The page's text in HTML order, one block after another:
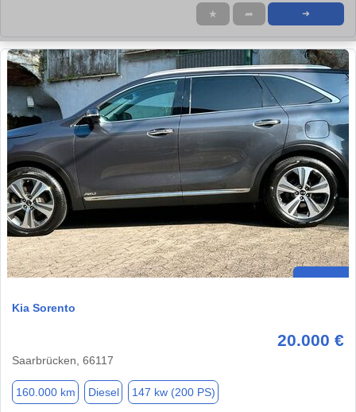
★ ➦ ➜
Kia Sorento
20.000 €
Saarbrücken, 66117
160.000 km Diesel 147 kw (200 PS)